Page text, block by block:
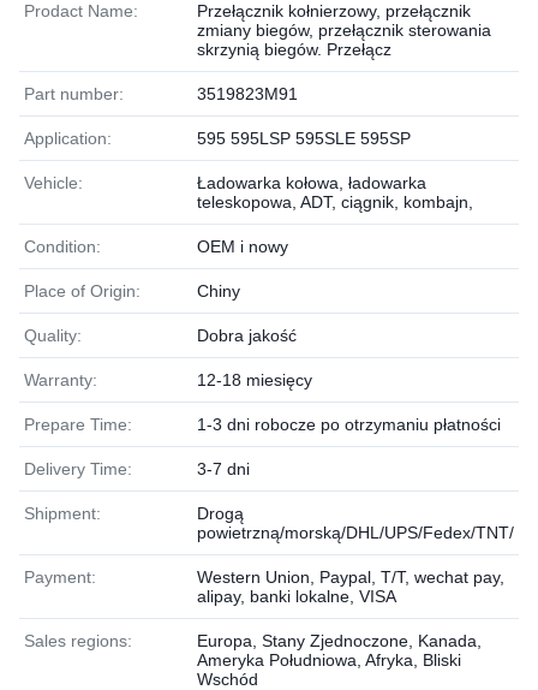
Prodact Name:
Przełącznik kołnierzowy, przełącznik
zmiany biegów, przełącznik sterowania
skrzynią biegów. Przełącz
Part number: 3519823M91
Application: 595 595LSP 595SLE 595SP
Vehicle:
Ładowarka kołowa, ładowarka
teleskopowa, ADT, ciągnik, kombajn,
Condition: OEM i nowy
Place of Origin: Chiny
Quality: Dobra jakość
Warranty: 12-18 miesięcy
Prepare Time: 1-3 dni robocze po otrzymaniu płatności
Delivery Time: 3-7 dni
Shipment:
Drogą
powietrzną/morską/DHL/UPS/Fedex/TNT/
Payment:
Western Union, Paypal, T/T, wechat pay,
alipay, banki lokalne, VISA
Sales regions:
Europa, Stany Zjednoczone, Kanada,
Ameryka Południowa, Afryka, Bliski
Wschód